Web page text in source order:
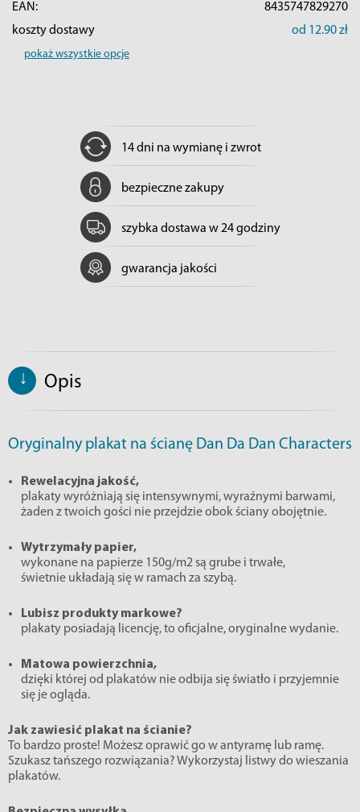
EAN:
8435747829270
koszty dostawy
od 12.90 zł
pokaż wszystkie opcje
14 dni na wymianę i zwrot
bezpieczne zakupy
szybka dostawa w 24 godziny
gwarancja jakości
↓ Opis
Oryginalny plakat na ścianę Dan Da Dan Characters
Rewelacyjna jakość,
plakaty wyróżniają się intensywnymi, wyraźnymi barwami,
żaden z twoich gości nie przejdzie obok ściany obojętnie.
Wytrzymały papier,
wykonane na papierze 150g/m2 są grube i trwałe,
świetnie układają się w ramach za szybą.
Lubisz produkty markowe?
plakaty posiadają licencję, to oficjalne, oryginalne wydanie.
Matowa powierzchnia,
dzięki której od plakatów nie odbija się światło i przyjemnie
się je ogląda.
Jak zawiesić plakat na ścianie?
To bardzo proste! Możesz oprawić go w antyramę lub ramę.
Szukasz tańszego rozwiązania? Wykorzystaj listwy do wieszania
plakatów.